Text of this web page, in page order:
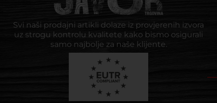
Svi naši prodajni artikli dolaze iz provjerenih izvora
uz strogu kontrolu kvalitete kako bismo osigurali
samo najbolje za naše klijente.